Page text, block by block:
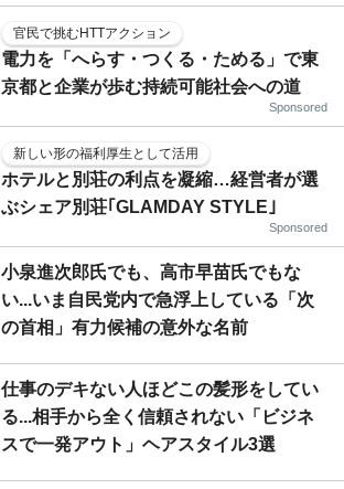
官民で挑むHTTアクション
電力を「へらす・つくる・ためる」で東
京都と企業が歩む持続可能社会への道
Sponsored
新しい形の福利厚生として活用
ホテルと別荘の利点を凝縮…経営者が選
ぶシェア別荘｢GLAMDAY STYLE｣
Sponsored
小泉進次郎氏でも、高市早苗氏でもな
い...いま自民党内で急浮上している「次
の首相」有力候補の意外な名前
仕事のデキない人ほどこの髪形をしてい
る...相手から全く信頼されない「ビジネ
スで一発アウト」ヘアスタイル3選